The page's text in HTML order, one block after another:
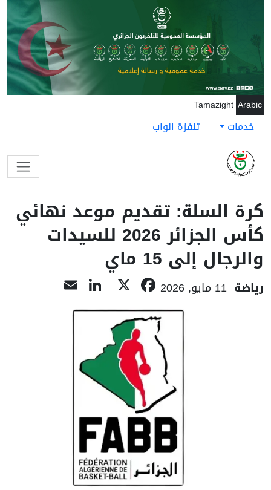
تجاوز إلى المحتوى الرئيسي
Arabic
Tamazight
خدمات تلفزة الواب
كرة السلة: تقديم موعد نهائي
كأس الجزائر 2026 للسيدات
والرجال إلى 15 ماي
رياضة 11 مايو, 2026 Facebook
X
LinkedIn